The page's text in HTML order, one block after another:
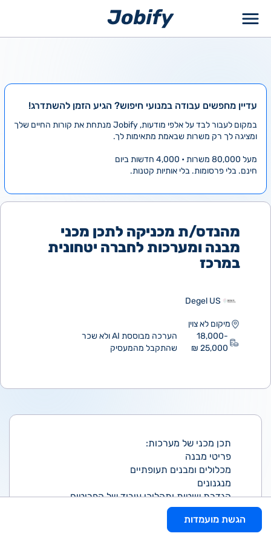
עדיין מחפשים עבודה במנועי חיפוש? הגיע הזמן להשתדרג!
במקום לעבור לבד על אלפי מודעות, Jobify מנתחת את קורות החיים שלך
ומציגה לך רק משרות שבאמת מתאימות לך.
מעל 80,000 משרות • 4,000 חדשות ביום
חינם. בלי פרסומות. בלי אותיות קטנות.
מהנדס/ת מכניקה לתכן מכני
מבנה ומערכות לחברה יטחונית
במרכז
Degel US
מיקום לא צוין
18,000-
25,000 ₪
הערכה מבוססת AI ולא שכר
שהתקבל מהמעסיק
תכן מכני של מערכות:
פריטי מבנה
מכלולים ומבנים תעופתיים
מנגנונים
הגדרת שיטות ותהליכי עיבוד של הפריטים
המתוכננים
חישובי חוזק וביצוע אנליזות חוזק בסיסיות
באמצות כלי התיב"מ
הגשת מועמדות